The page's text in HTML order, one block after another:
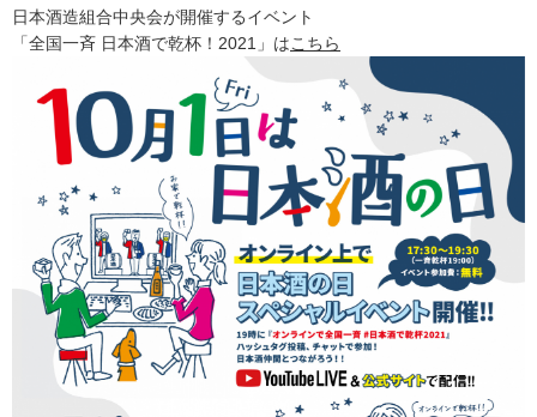
日本酒造組合中央会が開催するイベント
「全国一斉 日本酒で乾杯！2021」はこちら